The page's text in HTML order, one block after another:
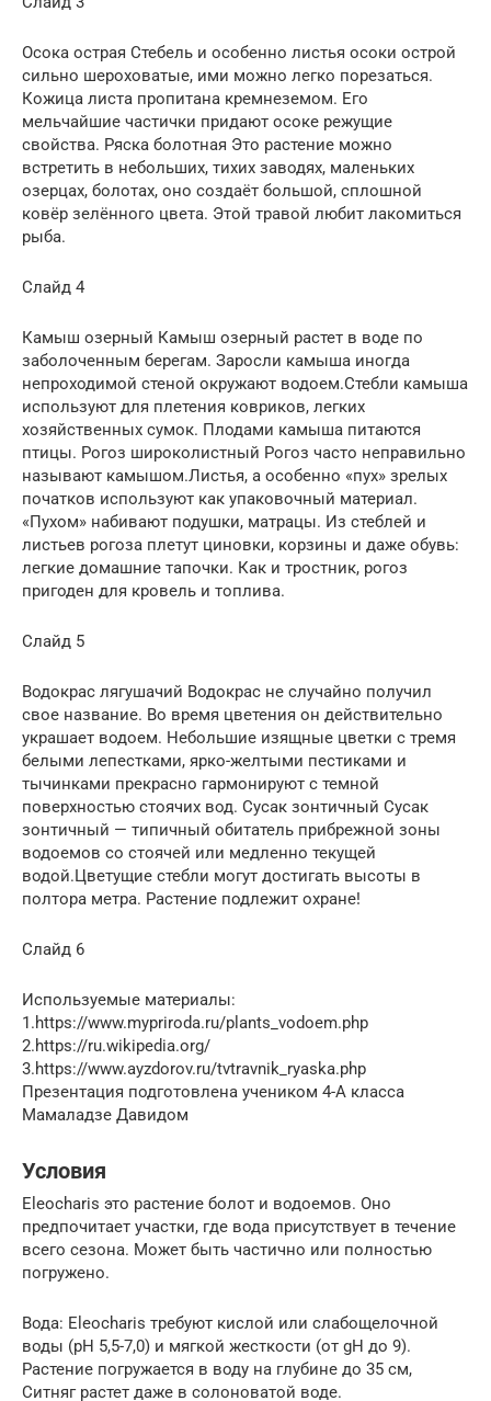
Осока острая Стебель и особенно листья осоки острой
сильно шероховатые, ими можно легко порезаться.
Кожица листа пропитана кремнеземом. Его
мельчайшие частички придают осоке режущие
свойства. Ряска болотная Это растение можно
встретить в небольших, тихих заводях, маленьких
озерцах, болотах, оно создаёт большой, сплошной
ковёр зелённого цвета. Этой травой любит лакомиться
рыба.
Слайд 4
Камыш озерный Камыш озерный растет в воде по
заболоченным берегам. Заросли камыша иногда
непроходимой стеной окружают водоем.Стебли камыша
используют для плетения ковриков, легких
хозяйственных сумок. Плодами камыша питаются
птицы. Рогоз широколистный Рогоз часто неправильно
называют камышом.Листья, а особенно «пух» зрелых
початков используют как упаковочный материал.
«Пухом» набивают подушки, матрацы. Из стеблей и
листьев рогоза плетут циновки, корзины и даже обувь:
легкие домашние тапочки. Как и тростник, рогоз
пригоден для кровель и топлива.
Слайд 5
Водокрас лягушачий Водокрас не случайно получил
свое название. Во время цветения он действительно
украшает водоем. Небольшие изящные цветки с тремя
белыми лепестками, ярко-желтыми пестиками и
тычинками прекрасно гармонируют с темной
поверхностью стоячих вод. Сусак зонтичный Сусак
зонтичный — типичный обитатель прибрежной зоны
водоемов со стоячей или медленно текущей
водой.Цветущие стебли могут достигать высоты в
полтора метра. Растение подлежит охране!
Слайд 6
Используемые материалы:
1.https://www.mypriroda.ru/plants_vodoem.php
2.https://ru.wikipedia.org/
3.https://www.ayzdorov.ru/tvtravnik_ryaska.php
Презентация подготовлена учеником 4-А класса
Мамаладзе Давидом
Условия
Eleocharis это растение болот и водоемов. Оно
предпочитает участки, где вода присутствует в течение
всего сезона. Может быть частично или полностью
погружено.
Вода: Eleocharis требуют кислой или слабощелочной
воды (рН 5,5-7,0) и мягкой жесткости (от gH до 9).
Растение погружается в воду на глубине до 35 см,
Ситняг растет даже в солоноватой воде.